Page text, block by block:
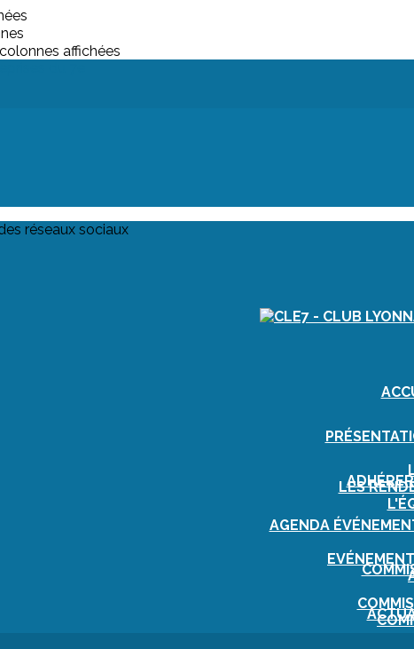
affichées
réseaux sociaux
LES
AGENDA